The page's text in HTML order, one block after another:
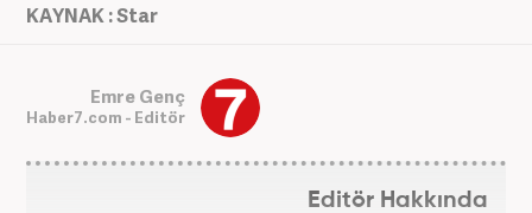
KAYNAK : Star
Emre Genç
Haber7.com - Editör
Editör Hakkında